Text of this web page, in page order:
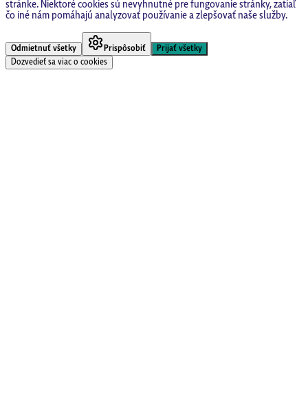
stránke. Niektoré cookies sú nevyhnutné pre fungovanie stránky, zatiaľ
čo iné nám pomáhajú analyzovať používanie a zlepšovať naše služby.
Odmietnuť všetky Prispôsobiť
Prijať všetky
Dozvedieť sa viac o cookies